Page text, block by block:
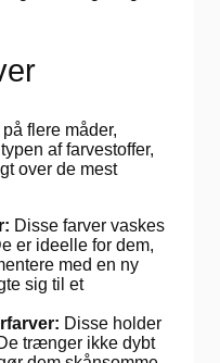
flere måder,
af farvestoffer,
over de mest
Disse farver vaskes
er ideelle for dem,
med en ny
sig til et
Disse holder
trænger ikke dybt